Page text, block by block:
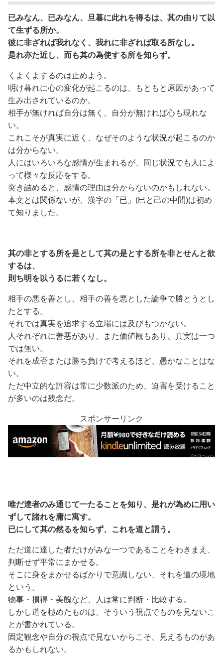
已みなん、已みなん、旦暮に此れを得るは、其の由りて以
て生ずる所か。
彼に非ざれば我れなく、我れに非ざれば取る所なし。
是れ亦た近し、而も其の為使する所を知らず。
くよくよするのは止めよう。
明け暮れに心の変化が起こるのは、もともと原因があって
生み出されているのか。
相手が無ければ自分は無く、自分が無ければ心も現れな
い。
これこそが真実に近く、なぜそのような状況が起こるのか
は分からない。
人にはいろいろな感情が生まれるが、同じ状況でも人によ
って様々な反応をする。
突き詰めると、感情の理由は分からないのかもしれない。
本文とは関係ないが、漢字の「已」(巳と己の中間)は初め
て知りました。
其の非とする所を是として其の是とする所を非とせんと欲
するは、
則ち明を以うるに若くなし。
相手の悪を善とし、相手の善を悪とした論争で勝とうとし
たとする。
それでは真実を追求する立場には及びもつかない。
人それぞれに善悪があり、また価値観もあり、真実は一つ
では無い。
それを成否または勝ち負けで考えるほど、愚かなことはな
い。
ただ中立的な許容は常に少数派のため、迫害を受けること
が多いのは残念だ。
スポンサーリンク
唯だ達者のみ通じて一たることを知り、是れが為めに用い
ずして諸れを庸に寓す。
已にして其の然るを知らず、これを道と謂う。
ただ道に達した者だけがみな一つであることをわきまえ、
判断せず平常にまかせる。
そこに身をまかせるばかりで意識しない、それを道の境地
という。
物事・損得・美醜など、人は常に判断・比較する。
しかし道を極めたものは、そういう視点でものを見ないこ
とが書かれている。
固定観念や自分の視点で見ないからこそ、見えるものがあ
るかもしれない。